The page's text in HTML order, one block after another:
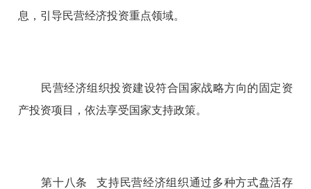
息，引导民营经济投资重点领域。
民营经济组织投资建设符合国家战略方向的固定资
产投资项目，依法享受国家支持政策。
第十八条 支持民营经济组织通过多种方式盘活存